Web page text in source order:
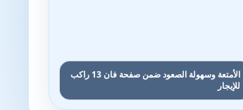
الأمتعة وسهولة الصعود ضمن صفحة فان 13 راكب
للإيجار